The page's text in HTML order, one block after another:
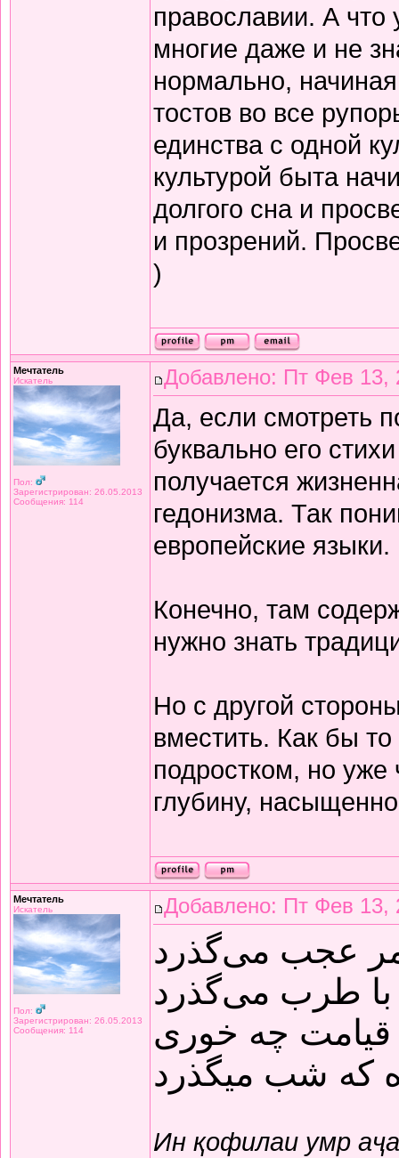
православии. А что
многие даже и не
нормально,
тостов во все
единства с одной
культурой быта
долгого сна и
и прозрений.
)
Мечтатель
Искатель
Пол:
Зарегистрирован: 26.05.2013
Сообщения: 114
Добавлено: Пт Фев 13,
Да, если смотреть
буквально его
получается
гедонизма. Так
европейские языки.
Конечно, там
нужно знать
Но с другой
вместить. Как бы
подростком, но уже
глубину,
Мечтатель
Искатель
Пол:
Зарегистрирован: 26.05.2013
Сообщения: 114
Добавлено: Пт Фев 13,
عجب می‌گذرد
طرب می‌گذرد
چه خوری
که شب میگذرد
Ин қофилаи умр